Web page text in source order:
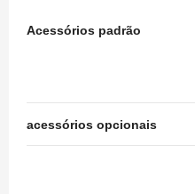
Acessórios padrão
acessórios opcionais